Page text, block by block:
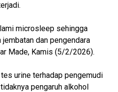
microsleep sehingga
dan pengendara
Made, Kamis (5/2/2026).
urine terhadap pengemudi
pengaruh alkohol